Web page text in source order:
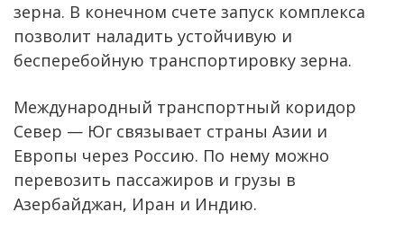
зерна. В конечном счете запуск комплекса
позволит наладить устойчивую и
бесперебойную транспортировку зерна.
Международный транспортный коридор
Север — Юг связывает страны Азии и
Европы через Россию. По нему можно
перевозить пассажиров и грузы в
Азербайджан, Иран и Индию.